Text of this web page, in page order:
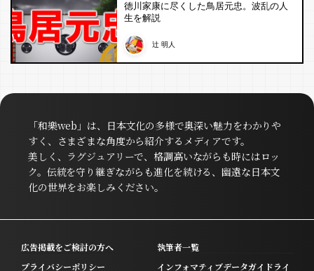
徳川家康に尽くした鳥居元忠。波乱の人
生を解説
辻 明人
「和樂web」は、日本文化の多様で奥深い魅力をわかりや
すく、さまざまな角度から紹介するメディアです。
美しく、ラグジュアリーで、格調高いながらも時にはロッ
ク。伝統を守り継ぎながらも進化を続ける、幽遠な日本文
化の世界をお楽しみください。
広告掲載をご検討の方へ
執筆者一覧
プライバシーポリシー
インフォマティブデータガイドライ